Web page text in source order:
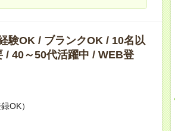
験OK / ブランクOK / 10名以
/ 40～50代活躍中 / WEB登
OK）